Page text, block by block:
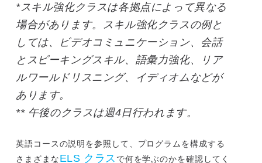
*スキル強化クラスは各拠点によって異なる
場合があります。スキル強化クラスの例と
しては、ビデオコミュニケーション、会話
とスピーキングスキル、語彙力強化、リア
ルワールドリスニング、イディオムなどが
あります。
** 午後のクラスは週4日行われます。
英語コースの説明を参照して、プログラムを構成する
さまざまなELS クラス で何を学ぶのかを確認してく